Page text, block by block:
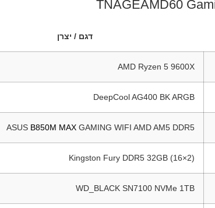
דגם / יצרן
AMD Ryzen 5 9600X
DeepCool AG400 BK ARGB
ASUS B850M MAX GAMING WIFI AMD AM5 DDR5
Kingston Fury DDR5 32GB (16×2)
WD_BLACK SN7100 NVMe 1TB